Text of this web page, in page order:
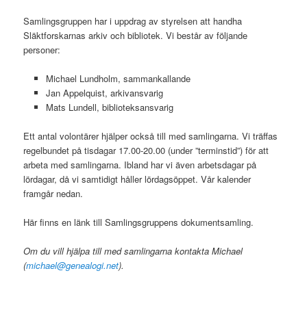
Samlingsgruppen har i uppdrag av styrelsen att handha
Släktforskarnas arkiv och bibliotek. Vi består av följande
personer:
Michael Lundholm, sammankallande
Jan Appelquist, arkivansvarig
Mats Lundell, biblioteksansvarig
Ett antal volontärer hjälper också till med samlingarna. Vi träffas
regelbundet på tisdagar 17.00-20.00 (under ”terminstid”) för att
arbeta med samlingarna. Ibland har vi även arbetsdagar på
lördagar, då vi samtidigt håller lördagsöppet. Vår kalender
framgår nedan.
Här finns en länk till Samlingsgruppens dokumentsamling.
Om du vill hjälpa till med samlingarna kontakta Michael
(michael@genealogi.net).